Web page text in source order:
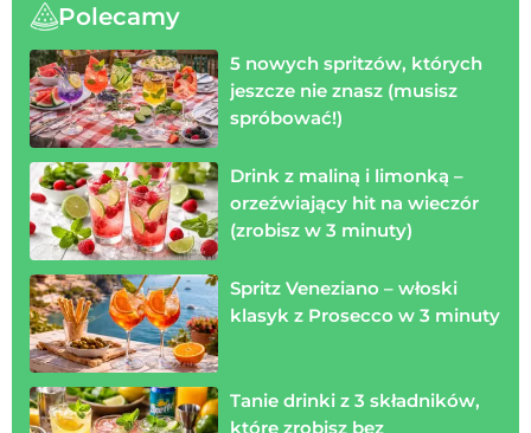
Polecamy
5 nowych spritzów, których
jeszcze nie znasz (musisz
spróbować!)
Drink z maliną i limonką –
orzeźwiający hit na wieczór
(zrobisz w 3 minuty)
Spritz Veneziano – włoski
klasyk z Prosecco w 3 minuty
Tanie drinki z 3 składników,
które zrobisz bez